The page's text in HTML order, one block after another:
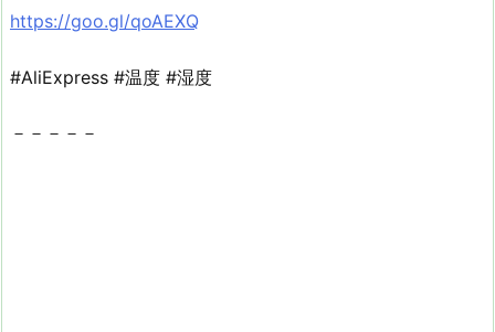
https://goo.gl/qoAEXQ
#AliExpress #温度 #湿度
－－－－－